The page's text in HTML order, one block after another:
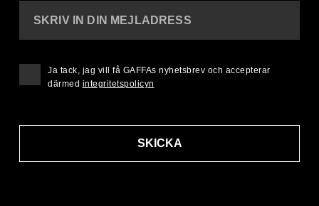
SKRIV IN DIN MEJLADRESS
SKICKA
Ja tack, jag vill få GAFFAs nyhetsbrev och accepterar
därmed integritetspolicyn